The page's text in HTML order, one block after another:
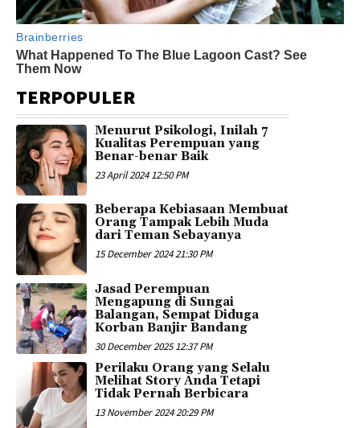
TERPOPULER
Menurut Psikologi, Inilah 7
Kualitas Perempuan yang
Benar-benar Baik
23 April 2024 12:50 PM
Beberapa Kebiasaan Membuat
Orang Tampak Lebih Muda
dari Teman Sebayanya
15 December 2024 21:30 PM
Jasad Perempuan
Mengapung di Sungai
Balangan, Sempat Diduga
Korban Banjir Bandang
30 December 2025 12:37 PM
Perilaku Orang yang Selalu
Melihat Story Anda Tetapi
Tidak Pernah Berbicara
13 November 2024 20:29 PM